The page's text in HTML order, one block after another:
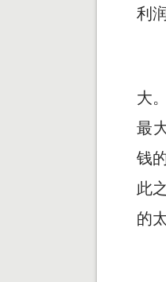
利
大
最
钱
此
的